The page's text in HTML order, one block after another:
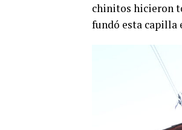
chinitos hicieron
fundó esta capilla